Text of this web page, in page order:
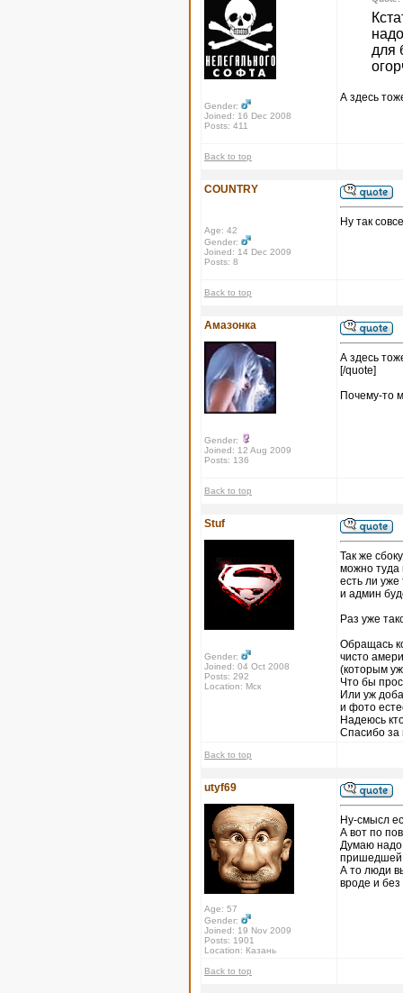
Gender:
Joined: 16 Dec 2008
Posts: 411
для
А здесь
Back to top
COUNTRY
Age: 42
Gender:
Joined: 14 Dec 2009
Posts: 8
Ну так
Back to top
Амазонка
Gender:
Joined: 12 Aug 2009
Posts: 136
А здесь
[/quote]
Почему-то
Back to top
Stuf
Gender:
Joined: 04 Oct 2008
Posts: 292
Location: Мск
Так же
можно туда
есть ли уже
и админ
Раз уже
Обращась
чисто
(которым
Что бы
Или уж
и фото
Надеюсь
Спасибо за
Back to top
utyf69
Age: 57
Gender:
Joined: 19 Nov 2009
Posts: 1901
Location: Казань
Ну-смысл
А вот по
Думаю надо
пришедшей
А то люди
вроде и без
Back to top